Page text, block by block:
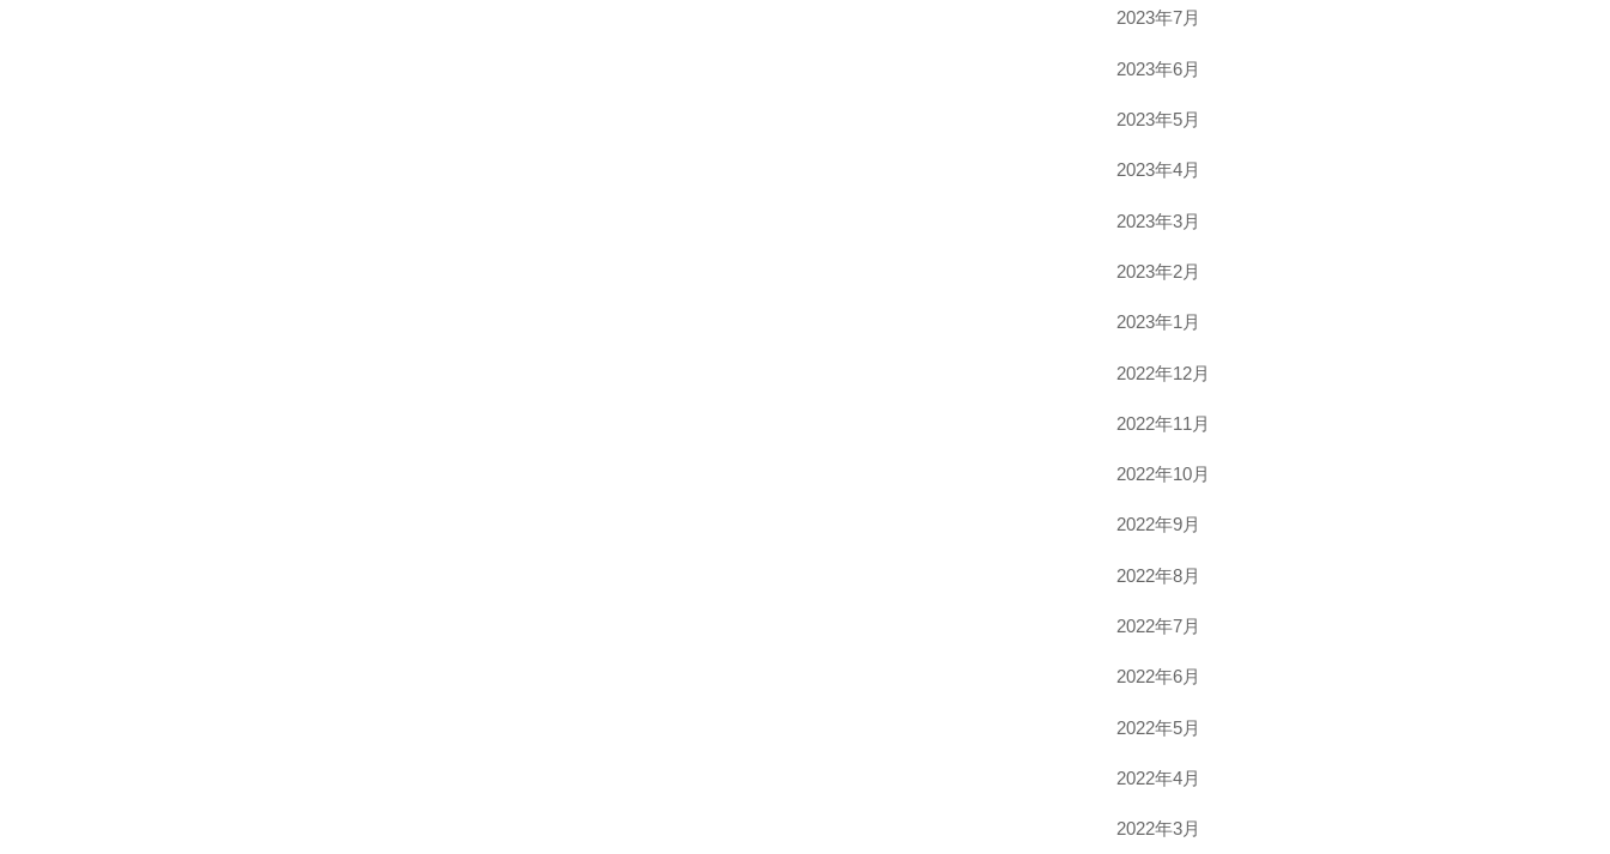
2023年7月
2023年6月
2023年5月
2023年4月
2023年3月
2023年2月
2023年1月
2022年12月
2022年11月
2022年10月
2022年9月
2022年8月
2022年7月
2022年6月
2022年5月
2022年4月
2022年3月